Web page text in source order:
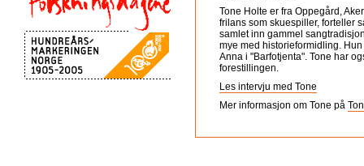
Tone Holte er fra Oppegård,
frilans som skuespiller, forteller
samlet inn gammel
mye med historieformidling.
Anna i "Barfotjenta". Tone har
forestillingen.
Les intervju med Tone
Mer informasjon om Tone på